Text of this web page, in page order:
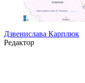
Дзвенислава Карплюк
Редактор